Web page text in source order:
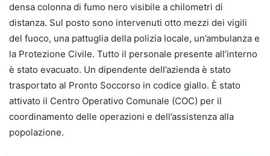
densa colonna di fumo nero visibile a chilometri di
distanza. Sul posto sono intervenuti otto mezzi dei vigili
del fuoco, una pattuglia della polizia locale, un’ambulanza e
la Protezione Civile. Tutto il personale presente all’interno
è stato evacuato. Un dipendente dell’azienda è stato
trasportato al Pronto Soccorso in codice giallo. È stato
attivato il Centro Operativo Comunale (COC) per il
coordinamento delle operazioni e dell’assistenza alla
popolazione.